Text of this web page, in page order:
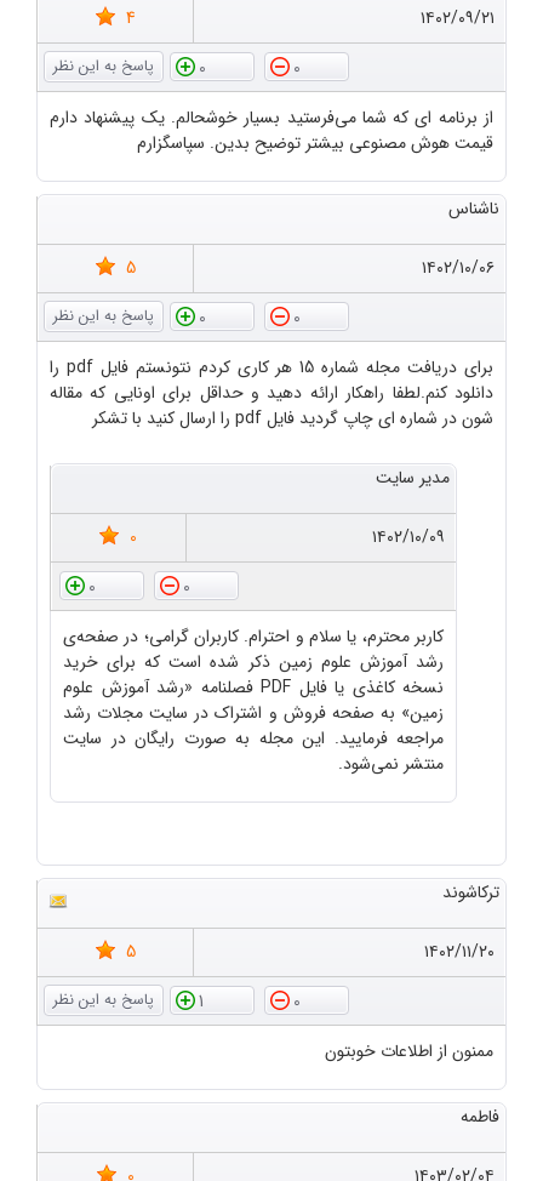
۱۴۰۲/۰۹/۲۱
4
0
0
از برنامه ای که شما می‌فرستید بسیار خوشحالم. یک پیشنهاد دارم
قیمت هوش مصنوعی بیشتر توضیح بدین. سپاسگزارم
ناشناس
۱۴۰۲/۱۰/۰۶
5
0
0
برای دریافت مجله شماره 15 هر کاری کردم نتونستم فایل pdf را
دانلود کنم.لطفا راهکار ارائه دهید و حداقل برای اونایی که مقاله
شون در شماره ای چاپ گردید فایل pdf را ارسال کنید با تشکر
مدیر سایت
۱۴۰۲/۱۰/۰۹
0
0
0
کاربر محترم، یا سلام و احترام. کاربران گرامی؛ در صفحه‌ی
رشد آموزش علوم زمین ذکر شده است که برای خرید
نسخه کاغذی یا فایل PDF فصلنامه «رشد آموزش علوم
زمین» به صفحه فروش و اشتراک در سایت مجلات رشد
مراجعه فرمایید. این مجله به صورت رایگان در سایت
منتشر نمی‌شود.
ترکاشوند
۱۴۰۲/۱۱/۲۰
5
0
1
ممنون از اطلاعات خوبتون
فاطمه